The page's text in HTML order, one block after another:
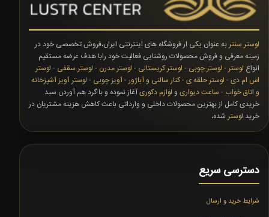
لوستر سنتر به عنوان یکی ار فروشگاه های اینترنتی ایران،فروش تخصصی خود در
زمینه معرفی و فروش محصولات روشنایی فعالیت خود رابا هدف عرضه مستقیم
انواع لوستر - لوستر چوبی - لوستر کریستالی - لوستر مدرن - لوستر سقفی - لوستر
اس ام دی- لوستر حلقه ی-کنار سالنی و آباژور-آویز چوبی - لوستر آویز آشپزخانه
و اتاق خواب - ساعت دیواری و لوازم دکوریآغاز نموده و با گرد هم آوردن سبد
خریدی کامل از بهترین محصولات داخلی و وارداتی باعث کاهش هزینه مشتریان در
خرید لوستر شده،
دسترسی سریع
شرایط خرید و ارسال